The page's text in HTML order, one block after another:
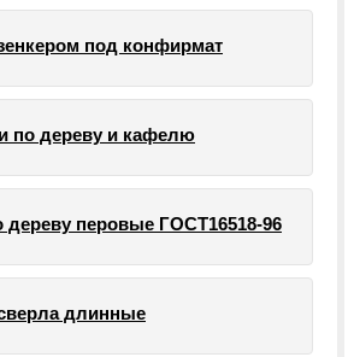
под конфирмат
по дереву и кафелю
дереву перовые ГОСТ16518-96
длинные